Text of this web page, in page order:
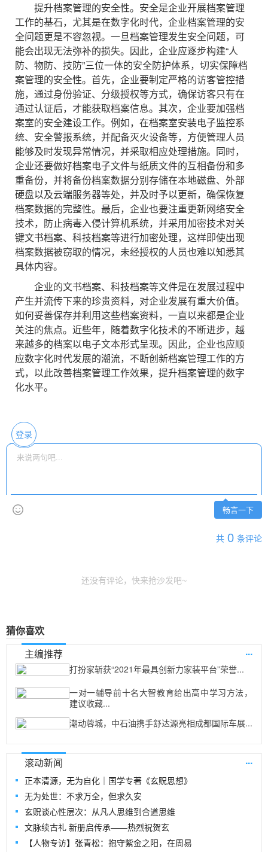
提升档案管理的安全性。安全是企业开展档案管理
工作的基石，尤其是在数字化时代，企业档案管理的安
全问题更是不容忽视。一旦档案管理发生安全问题，可
能会出现无法弥补的损失。因此，企业应逐步构建“人
防、物防、技防”三位一体的安全防护体系，切实保障档
案管理的安全性。首先，企业要制定严格的访客管控措
施，通过身份验证、分级授权等方式，确保访客只有在
通过认证后，才能获取档案信息。其次，企业要加强档
案室的安全建设工作。例如，在档案室安装电子监控系
统、安全警报系统，并配备灭火设备等，方便管理人员
能够及时发现异常情况，并采取相应处理措施。同时，
企业还要做好档案电子文件与纸质文件的互相备份和多
重备份，并将备份档案数据分别存储在本地磁盘、外部
硬盘以及云端服务器等处，并及时予以更新，确保恢复
档案数据的完整性。最后，企业也要注重更新网络安全
技术，防止病毒入侵计算机系统，并采用加密技术对关
键文书档案、科技档案等进行加密处理，这样即使出现
档案数据被窃取的情况，未经授权的人员也难以知悉其
具体内容。
企业的文书档案、科技档案等文件是在发展过程中
产生并流传下来的珍贵资料，对企业发展有重大价值。
如何妥善保存并利用这些档案资料，一直以来都是企业
关注的焦点。近些年，随着数字化技术的不断进步，越
来越多的档案以电子文本形式呈现。因此，企业也应顺
应数字化时代发展的潮流，不断创新档案管理工作的方
式，以此改善档案管理工作效果，提升档案管理的数字
化水平。
登录
畅言一下
共 0 条评论
还没有评论，快来抢沙发吧~
猜你喜欢
主编推荐
...
打扮家斩获“2021年最具创新力家装平台”荣誉...
一对一辅导前十名大智教育给出高中学习方法，
建议收藏...
潮动蓉城，中石油携手舒达源亮相成都国际车展...
滚动新闻 ...
正本清源，无为自化｜国学专著《玄贶思想》
无为处世：不求万全，但求久安
玄贶谈心性层次：从凡人思维到合道思维
文脉续古礼 新册启传承——热烈祝贺玄
【人物专访】张青松：抱守紫金之阳，在周易